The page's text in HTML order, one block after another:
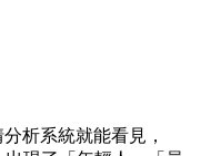
析系統就能看見，